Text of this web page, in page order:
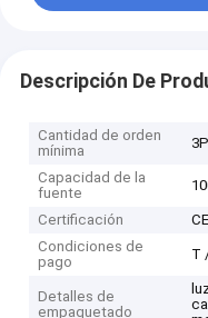
Descripción De
Cantidad de orden
mínima
Capacidad de la
fuente
Certificación
Condiciones de
pago
T
Detalles de
empaquetado